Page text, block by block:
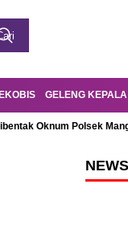
EKOBIS GELENG KEPALA
Oknum Polsek
NEWS